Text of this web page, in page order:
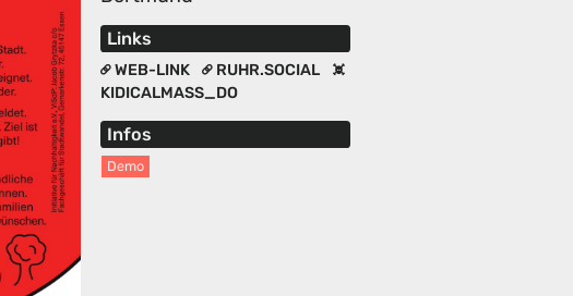
Links
WEB-LINK
RUHR.SOCIAL
KIDICALMASS_DO
Infos
Demo